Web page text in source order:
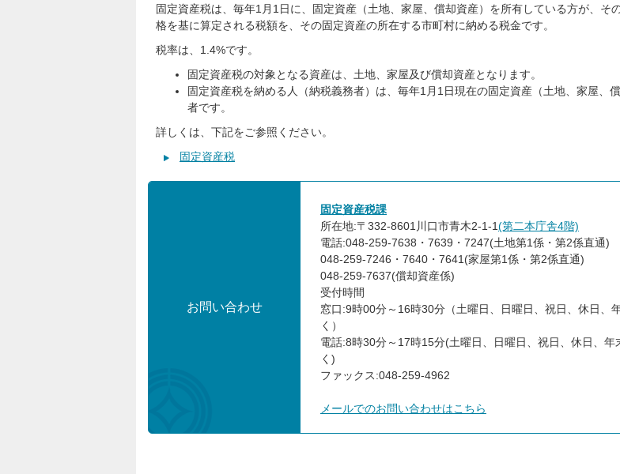
固定資産税は、毎年1月1日に、固定資産（土地、家屋、償却資産）を所有している方が、そ
格を基に算定される税額を、その固定資産の所在する市町村に納める税金です。
税率は、1.4%です。
固定資産税の対象となる資産は、土地、家屋及び償却資産となります。
固定資産税を納める人（納税義務者）は、毎年1月1日現在の固定資産（土地、家屋、
者です。
詳しくは、下記をご参照ください。
固定資産税
お問い合わせ
固定資産税課
所在地:〒332-8601川口市青木2-1-1(第二本庁舎4階)
電話:048-259-7638・7639・7247(土地第1係・第2係直通)
048-259-7246・7640・7641(家屋第1係・第2係直通)
048-259-7637(償却資産係)
受付時間
窓口:9時00分～16時30分（土曜日、日曜日、祝日、休日、
く）
電話:8時30分～17時15分(土曜日、日曜日、祝日、休日、年
く)
ファックス:048-259-4962
メールでのお問い合わせはこちら